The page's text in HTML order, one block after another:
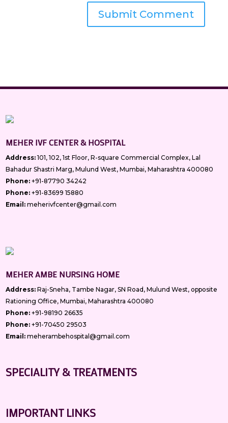
MEHER IVF CENTER & HOSPITAL
Address: 101, 102, 1st Floor, R-square Commercial Complex, Lal
Bahadur Shastri Marg, Mulund West, Mumbai, Maharashtra 400080
Phone: +91-87790 34242
Phone: +91-83699 15880
Email: meherivfcenter@gmail.com
MEHER AMBE NURSING HOME
Address: Raj-Sneha, Tambe Nagar, SN Road, Mulund West, opposite
Rationing Office, Mumbai, Maharashtra 400080
Phone: +91-98190 26635
Phone: +91-70450 29503
Email: meherambehospital@gmail.com
SPECIALITY & TREATMENTS
IMPORTANT LINKS